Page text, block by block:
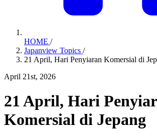
HOME /
Japanview Topics /
21 April, Hari Penyiaran Komersial di
April 21st, 2026
21 April, Hari
Komersial di Jepang